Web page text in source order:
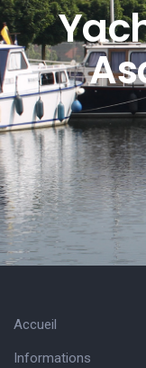
Accueil
Informations